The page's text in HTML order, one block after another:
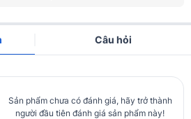
Câu hỏi
Sản phẩm chưa có đánh giá, hãy trở thành
người đầu tiên đánh giá sản phẩm này!